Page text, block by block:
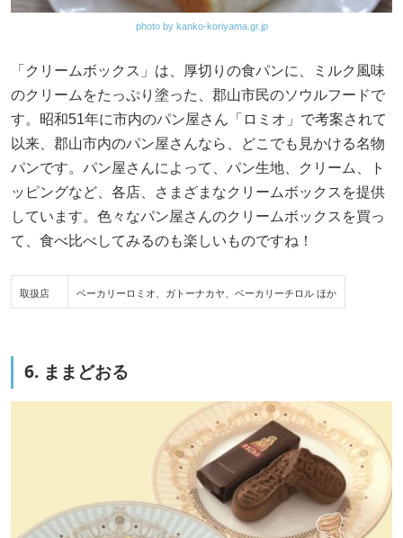
photo by kanko-koriyama.gr.jp
「クリームボックス」は、厚切りの食パンに、ミルク風味
のクリームをたっぷり塗った、郡山市民のソウルフードで
す。昭和51年に市内のパン屋さん「ロミオ」で考案されて
以来、郡山市内のパン屋さんなら、どこでも見かける名物
パンです。パン屋さんによって、パン生地、クリーム、ト
ッピングなど、各店、さまざまなクリームボックスを提供
しています。色々なパン屋さんのクリームボックスを買っ
て、食べ比べしてみるのも楽しいものですね！
取扱店 ベーカリーロミオ、ガトーナカヤ、ベーカリーチロル ほか
6. ままどおる